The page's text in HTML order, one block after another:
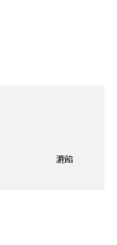
漉餡